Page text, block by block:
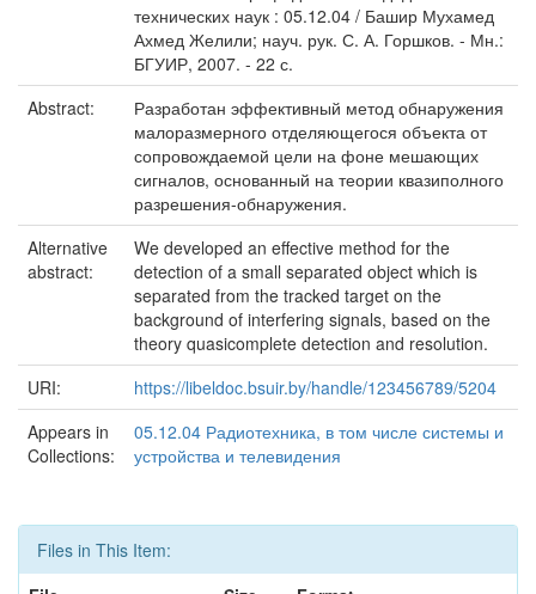
технических наук : 05.12.04 / Башир Мухамед
Ахмед Желили; науч. рук. С. А. Горшков. - Мн.:
БГУИР, 2007. - 22 с.
Abstract:
Разработан эффективный метод обнаружения
малоразмерного отделяющегося объекта от
сопровождаемой цели на фоне мешающих
сигналов, основанный на теории квазиполного
разрешения-обнаружения.
Alternative
abstract:
We developed an effective method for the
detection of a small separated object which is
separated from the tracked target on the
background of interfering signals, based on the
theory quasicomplete detection and resolution.
URI:
https://libeldoc.bsuir.by/handle/123456789/5204
Appears in
Collections:
05.12.04 Радиотехника, в том числе системы и
устройства и телевидения
Files in This Item: